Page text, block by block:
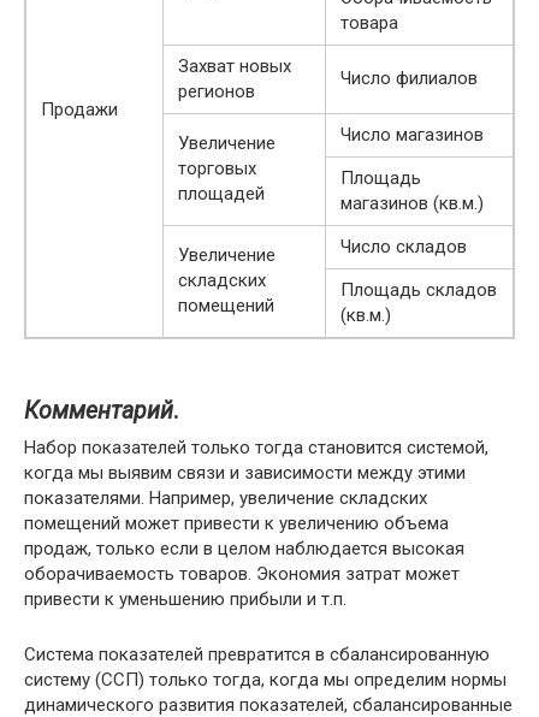
Продажи
товара
Захват новых
регионов
Число филиалов
Увеличение
торговых
площадей
Число магазинов
Площадь
магазинов (кв.м.)
Увеличение
складских
помещений
Число складов
Площадь складов
(кв.м.)
Комментарий.
Набор показателей только тогда становится системой,
когда мы выявим связи и зависимости между этими
показателями. Например, увеличение складских
помещений может привести к увеличению объема
продаж, только если в целом наблюдается высокая
оборачиваемость товаров. Экономия затрат может
привести к уменьшению прибыли и т.п.
Система показателей превратится в сбалансированную
систему (ССП) только тогда, когда мы определим нормы
динамического развития показателей, сбалансированные